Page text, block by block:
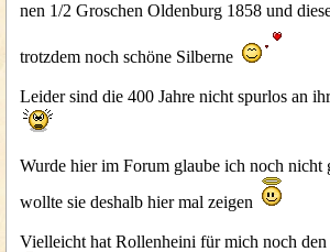
nen 1/2 Groschen Oldenburg 1858 und
trotzdem noch schöne Silberne
Leider sind die 400 Jahre nicht spurlos an
Wurde hier im Forum glaube ich noch nicht
wollte sie deshalb hier mal zeigen
Vielleicht hat Rollenheini für mich noch den